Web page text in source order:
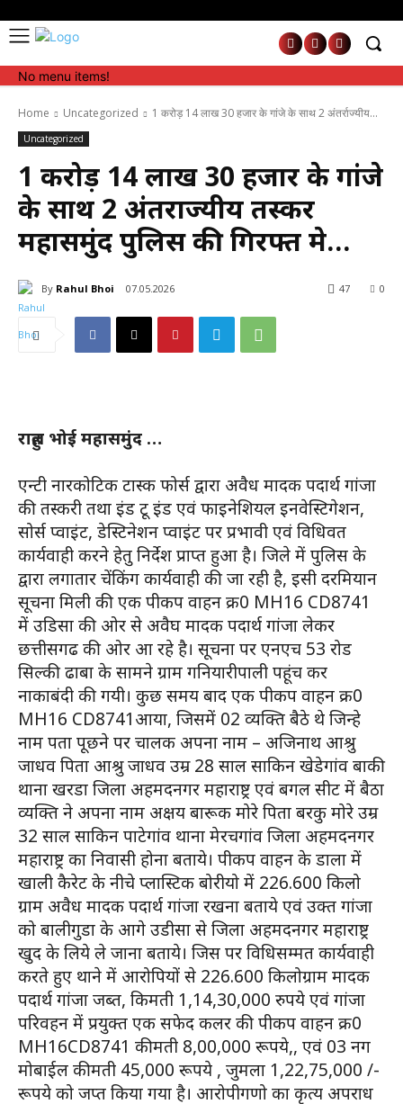
No menu items!
Home Uncategorized 1 करोड़ 14 लाख 30 हजार के गांजे के साथ 2 अंतर्राज्यीय...
Uncategorized
1 करोड़ 14 लाख 30 हजार के गांजे
के साथ 2 अंतर्राज्यीय तस्कर
महासमुंद पुलिस की गिरफ्त मे…
By Rahul Bhoi 07.05.2026 0
47
राहुल भोई महासमुंद …
एन्टी नारकोटिक टास्क फोर्स द्वारा अवैध मादक पदार्थ गांजा
की तस्करी तथा इंड टू इंड एवं फाइनेशियल इनवेस्टिगेशन,
सोर्स प्वाइंट, डेस्टिनेशन प्वाइंट पर प्रभावी एवं विधिवत
कार्यवाही करने हेतु निर्देश प्राप्त हुआ है। जिले में पुलिस के
द्वारा लगातार चेंकिंग कार्यवाही की जा रही है, इसी दरमियान
सूचना मिली की एक पीकप वाहन क्र0 MH16 CD8741
में उडिसा की ओर से अवैघ मादक पदार्थ गांजा लेकर
छत्तीसगढ की ओर आ रहे है। सूचना पर एनएच 53 रोड
सिल्की ढाबा के सामने ग्राम गनियारीपाली पहूंच कर
नाकाबंदी की गयी। कुछ समय बाद एक पीकप वाहन क्र0
MH16 CD8741आया, जिसमें 02 व्यक्ति बैठे थे जिन्हे
नाम पता पूछने पर चालक अपना नाम – अजिनाथ आश्रु
जाधव पिता आश्रु जाधव उम्र 28 साल साकिन खेडेगांव बाकी
थाना खरडा जिला अहमदनगर महाराष्ट्र एवं बगल सीट में बैठा
व्यक्ति ने अपना नाम अक्षय बारूक मोरे पिता बरकु मोरे उम्र
32 साल साकिन पाटेगांव थाना मेरचगांव जिला अहमदनगर
महाराष्ट्र का निवासी होना बताये। पीकप वाहन के डाला में
खाली कैरेट के नीचे प्लास्टिक बोरीयो में 226.600 किलो
ग्राम अवैध मादक पदार्थ गांजा रखना बताये एवं उक्त गांजा
को बालीगुडा के आगे उडीसा से जिला अहमदनगर महाराष्ट्र
खुद के लिये ले जाना बताये। जिस पर विधिसम्मत कार्यवाही
करते हुए थाने में आरोपियों से 226.600 किलोग्राम मादक
पदार्थ गांजा जब्त, किमती 1,14,30,000 रुपये एवं गांजा
परिवहन में प्रयुक्त एक सफेद कलर की पीकप वाहन क्र0
MH16CD8741 कीमती 8,00,000 रूपये,, एवं 03 नग
मोबाईल कीमती 45,000 रूपये , जुमला 1,22,75,000 /-
रूपये को जप्त किया गया है। आरोपीगणो का कृत्य अपराध